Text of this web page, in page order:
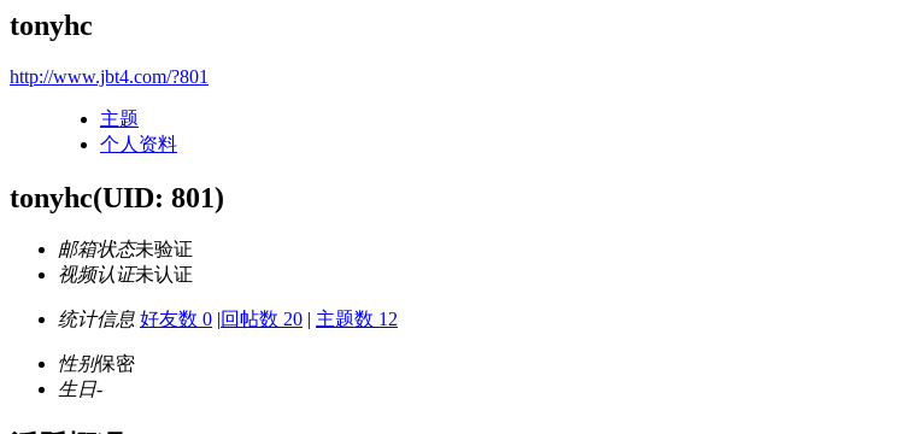
tonyhc
http://www.jbt4.com/?801
主题
个人资料
tonyhc(UID: 801)
邮箱状态未验证
视频认证未认证
统计信息 好友数 0 |回帖数 20 | 主题数 12
性别保密
生日-